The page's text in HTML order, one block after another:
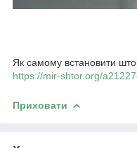
Як самому встановити
https://mir-shtor.org/
Приховати